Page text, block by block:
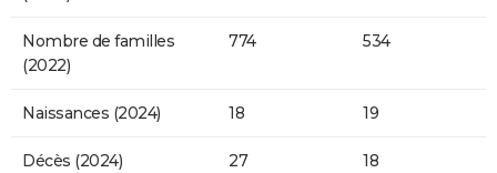
Nombre de familles
(2022)
774 534
Naissances (2024) 18 19
Décès (2024) 27 18